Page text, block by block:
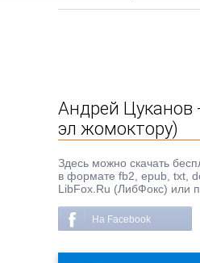
Андрей Цуканов
эл жомоктору)
Здесь можно скачать
в формате fb2, epub, txt,
LibFox.Ru (ЛибФокс) или
На Facebook